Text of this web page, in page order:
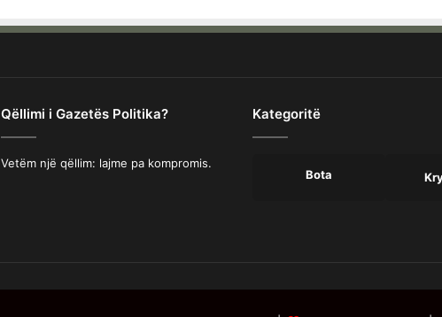
Qëllimi i Gazetës Politika?
Vetëm një qëllim: lajme pa kompromis.
Kategoritë
Bota